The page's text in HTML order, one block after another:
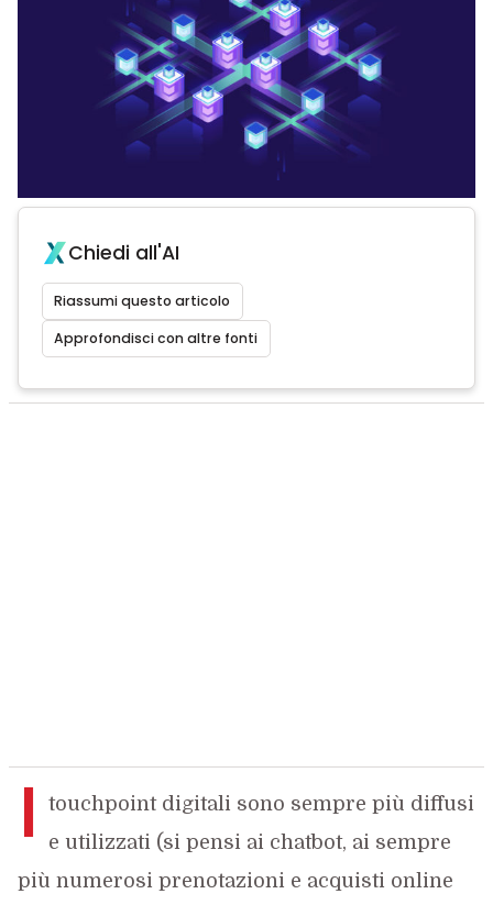
Chiedi all'AI
Riassumi questo articolo
Approfondisci con altre fonti
I
touchpoint digitali sono sempre più diffusi
e utilizzati (si pensi ai chatbot, ai sempre
più numerosi prenotazioni e acquisti online